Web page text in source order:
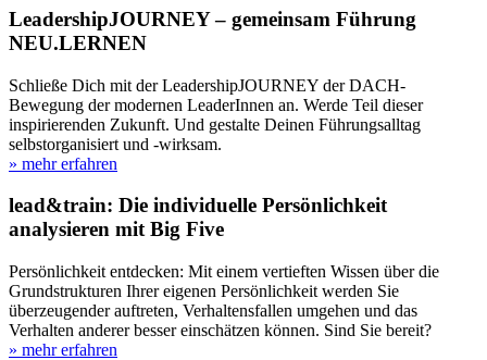
LeadershipJOURNEY – gemeinsam Führung
NEU.LERNEN
Schließe Dich mit der LeadershipJOURNEY der DACH-
Bewegung der modernen LeaderInnen an. Werde Teil dieser
inspirierenden Zukunft. Und gestalte Deinen Führungsalltag
selbstorganisiert und -wirksam.
» mehr erfahren
lead&train: Die individuelle Persönlichkeit
analysieren mit Big Five
Persönlichkeit entdecken: Mit einem vertieften Wissen über die
Grundstrukturen Ihrer eigenen Persönlichkeit werden Sie
überzeugender auftreten, Verhaltensfallen umgehen und das
Verhalten anderer besser einschätzen können. Sind Sie bereit?
» mehr erfahren